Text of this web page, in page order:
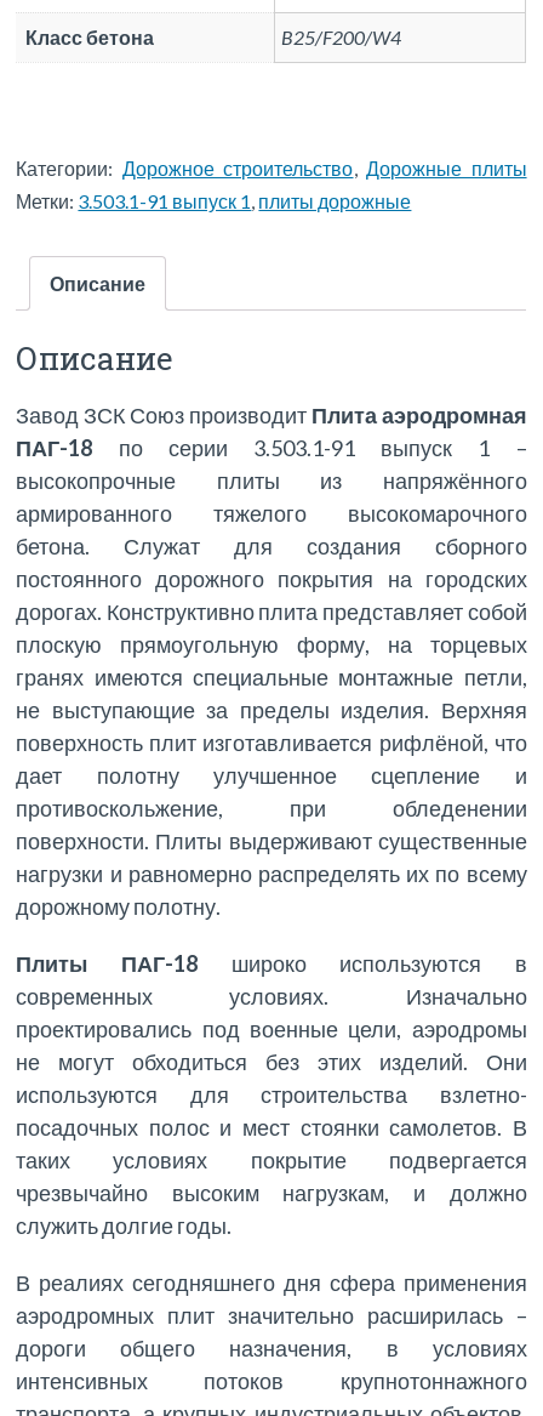
Класс бетона B25/F200/W4
Категории: Дорожное строительство
Дорожные плиты
Метки: 3.503.1-91 выпуск 1 плиты дорожные
Описание
Описание
Завод ЗСК Союз производит Плита аэродромная
ПАГ-18 по серии 3.503.1-91 выпуск 1 –
высокопрочные плиты из напряжённого
армированного тяжелого высокомарочного
бетона. Служат для создания сборного
постоянного дорожного покрытия на городских
дорогах. Конструктивно плита представляет собой
плоскую прямоугольную форму, на торцевых
гранях имеются специальные монтажные петли,
не выступающие за пределы изделия. Верхняя
поверхность плит изготавливается рифлёной, что
дает полотну улучшенное сцепление и
противоскольжение, при обледенении
поверхности. Плиты выдерживают существенные
нагрузки и равномерно распределять их по всему
дорожному полотну.
Плиты ПАГ-18 широко используются в
современных условиях. Изначально
проектировались под военные цели, аэродромы
не могут обходиться без этих изделий. Они
используются для строительства взлетно-
посадочных полос и мест стоянки самолетов. В
таких условиях покрытие подвергается
чрезвычайно высоким нагрузкам, и должно
служить долгие годы.
В реалиях сегодняшнего дня сфера применения
аэродромных плит значительно расширилась –
дороги общего назначения, в условиях
интенсивных потоков крупнотоннажного